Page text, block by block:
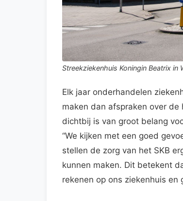
Streekziekenhuis Koningin Beatrix in
Elk jaar onderhandelen
maken dan afspraken over
dichtbij is van groot belang
“We kijken met een goed
stellen de zorg van het SKB
kunnen maken. Dit betekent
rekenen op ons ziekenhuis en